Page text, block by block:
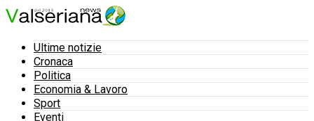
Ultime notizie
Cronaca
Politica
Economia & Lavoro
Sport
Eventi